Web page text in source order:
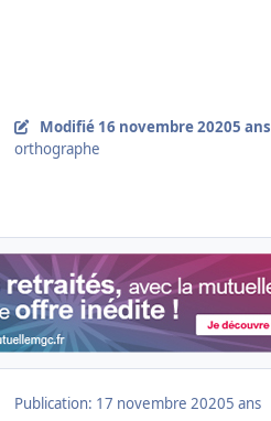
Modifié 16 novembre 20205 ans
orthographe
Publication: 17 novembre 20205 ans